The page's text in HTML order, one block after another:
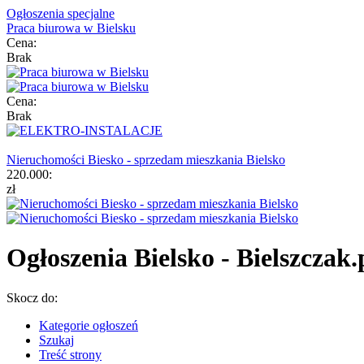
Ogłoszenia specjalne
Praca biurowa w Bielsku
Cena:
Brak
Cena:
Brak
Nieruchomości Biesko - sprzedam mieszkania Bielsko
220.000:
zł
Ogłoszenia Bielsko -
Skocz do:
Kategorie ogłoszeń
Szukaj
Treść strony